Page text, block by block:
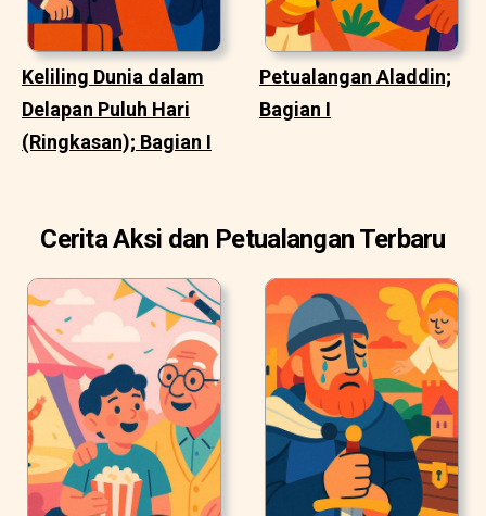
Keliling Dunia dalam
Delapan Puluh Hari
(Ringkasan); Bagian I
Petualangan Aladdin;
Bagian I
Cerita Aksi dan Petualangan Terbaru